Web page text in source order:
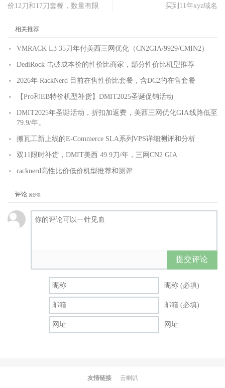
价12刀和17刀套餐，数量有限
买到11年xyz域名
相关推荐
VMRACK L3 35刀年付美西三网优化（CN2GIA/9929/CMIN2）
DediRock 击破成本价的性价比商家，部分性价比机型推荐
2026年 RackNerd 目前在售性价比套餐，含DC2的在售套餐
【Pro和EB特价机型补货】DMIT2025圣诞促销活动
DMIT2025年圣诞活动，折扣加返费，美西三网优化GIA线路低至
79.9/年。
搬瓦工新上线的E-Commerce SLA系列VPS详细测评和分析
双11限时补货，DMIT美西 49.9刀/年，三网CN2 GIA
racknerd高性比价低价机型推荐和测评
评论 抢沙发
提交评论
昵称 (必填)
邮箱 (必填)
网址
友情链接 云喇叭